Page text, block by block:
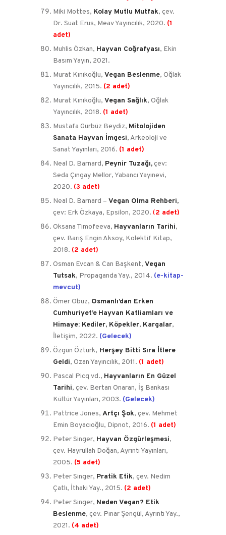
Miki Mottes, Kolay Mutlu Mutfak, çev.
Dr. Suat Erus, Meav Yayıncılık, 2020. (1
adet)
Muhlis Özkan, Hayvan Coğrafyası, Ekin
Basım Yayın, 2021.
Murat Kınıkoğlu, Vegan Beslenme, Oğlak
Yayıncılık, 2015. (2 adet)
Murat Kınıkoğlu, Vegan Sağlık, Oğlak
Yayıncılık, 2018. (1 adet)
Mustafa Gürbüz Beydiz, Mitolojiden
Sanata Hayvan İmgesi, Arkeoloji ve
Sanat Yayınları, 2016. (1 adet)
Neal D. Barnard, Peynir Tuzağı,çev:
Seda Çıngay Mellor, Yabancı Yayınevi,
2020. (3 adet)
Neal D. Barnard – Vegan Olma Rehberi,
çev: Erk Özkaya, Epsilon, 2020. (2 adet)
Oksana Timofeeva, Hayvanların Tarihi,
çev. Barış Engin Aksoy, Kolektif Kitap,
2018. (2 adet)
Osman Evcan & Can Başkent, Vegan
Tutsak, Propaganda Yay., 2014. (e-kitap-
mevcut)
Ömer Obuz, Osmanlı’dan Erken
Cumhuriyet’e Hayvan Katliamları ve
Himaye: Kediler, Köpekler, Kargalar,
İletişim, 2022. (Gelecek)
Özgün Öztürk, Herşey Bitti Sıra İtlere
Geldi, Ozan Yayıncılık, 2011. (1 adet)
Pascal Picq vd., Hayvanların En Güzel
Tarihi, çev. Bertan Onaran, İş Bankası
Kültür Yayınları, 2003. (Gelecek)
Pattrice Jones, Artçı Şok, çev. Mehmet
Emin Boyacıoğlu, Dipnot, 2016. (1 adet)
Peter Singer, Hayvan Özgürleşmesi,
çev. Hayrullah Doğan, Ayrıntı Yayınları,
2005. (5 adet)
Peter Singer, Pratik Etik, çev. Nedim
Çatlı, İthaki Yay., 2015. (2 adet)
Peter Singer, Neden Vegan? Etik
Beslenme, çev. Pınar Şengül, Ayrıntı Yay.,
2021. (4 adet)